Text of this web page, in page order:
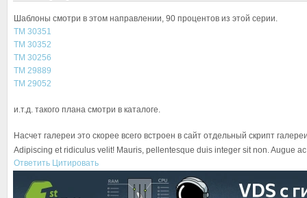
Шаблоны смотри в этом направлении, 90 процентов из этой серии.
TM 30351
TM 30352
TM 30256
TM 29889
TM 29052
и.т.д. такого плана смотри в каталоге.
Насчет галереи это скорее всего встроен в сайт отдельный скрипт
Adipiscing et ridiculus velit! Mauris, pellentesque duis integer sit non. Augue
Ответить Цитировать